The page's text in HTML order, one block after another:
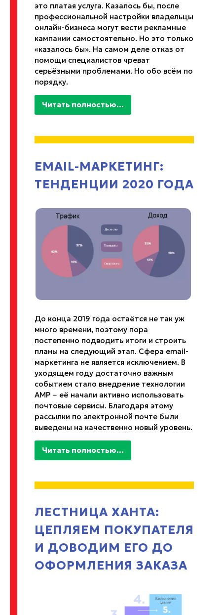
это платая услуга. Казалось бы, после
профессиональной настройки владельцы
онлайн-бизнеса могут вести рекламные
кампании самостоятельно. Но это только
«казалось бы». На самом деле отказ от
помощи специалистов чреват
серьёзными проблемами. Но обо всём по
порядку.
Читать полностью...
EMAIL-МАРКЕТИНГ:
ТЕНДЕНЦИИ 2020 ГОДА
До конца 2019 года остаётся не так уж
много времени, поэтому пора
постепенно подводить итоги и строить
планы на следующий этап. Сфера email-
маркетинга не является исключением. В
уходящем году достаточно важным
событием стало внедрение технологии
AMP − её начали активно использовать
почтовые сервисы. Благодаря этому
рассылки по электронной почте были
выведены на качественно новый уровень.
Читать полностью...
ЛЕСТНИЦА ХАНТА:
ЦЕПЛЯЕМ ПОКУПАТЕЛЯ
И ДОВОДИМ ЕГО ДО
ОФОРМЛЕНИЯ ЗАКАЗА